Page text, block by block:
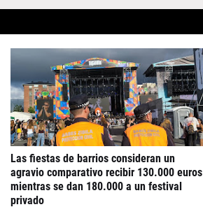
Las fiestas de barrios consideran un
agravio comparativo recibir 130.000 euros
mientras se dan 180.000 a un festival
privado